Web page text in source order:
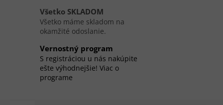
Všetko SKLADOM
Všetko máme skladom na
okamžité odoslanie.
Vernostný program
S registráciou u nás nakúpite
ešte výhodnejšie! Viac o
programe